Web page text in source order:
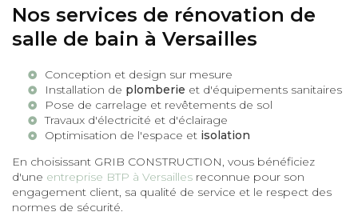
Nos services de rénovation de
salle de bain à Versailles
Conception et design sur mesure
Installation de plomberie et d'équipements sanitaires
Pose de carrelage et revêtements de sol
Travaux d'électricité et d'éclairage
Optimisation de l'espace et isolation
En choisissant GRIB CONSTRUCTION, vous bénéficiez
d'une entreprise BTP à Versailles reconnue pour son
engagement client, sa qualité de service et le respect des
normes de sécurité.